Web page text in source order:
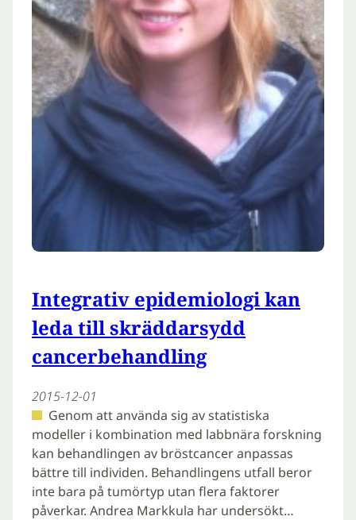
Integrativ epidemiologi kan
leda till skräddarsydd
cancerbehandling
2015-12-01
Genom att använda sig av statistiska
modeller i kombination med labbnära forskning
kan behandlingen av bröstcancer anpassas
bättre till individen. Behandlingens utfall beror
inte bara på tumörtyp utan flera faktorer
påverkar. Andrea Markkula har undersökt…